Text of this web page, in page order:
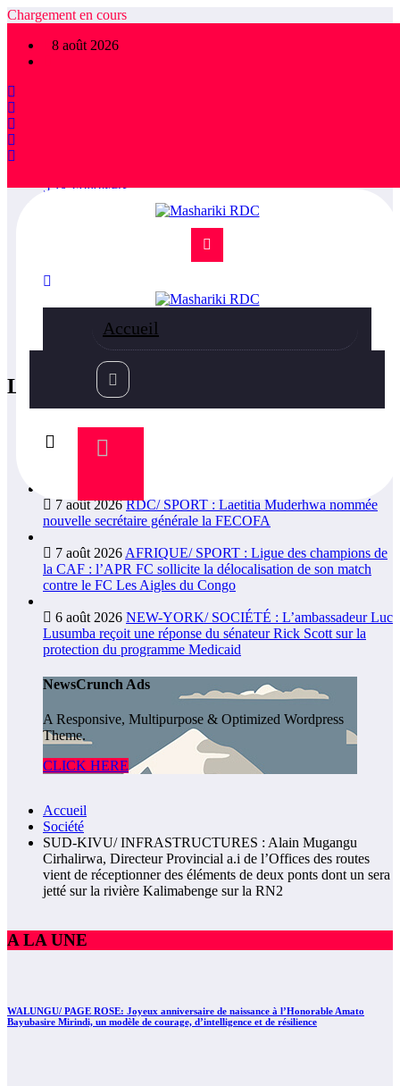
Chargement en cours
8 août 2026
Accueil
FOLLOW US
5.1k Followers
75k
Followers
LATEST POSTS
8 août 2026
anniversaire de naissance à l’Honorable Amato Bayubasire
7 août 2026 RDC/ SPORT : Laetitia Muderhwa nommée
nouvelle secrétaire générale la FECOFA
7 août 2026 AFRIQUE/ SPORT : Ligue des champions de
la CAF : l’APR FC sollicite la délocalisation de son match
contre le FC Les Aigles du Congo
6 août 2026 NEW-YORK/ SOCIÉTÉ : L’ambassadeur Luc
Lusumba reçoit une réponse du sénateur Rick Scott sur la
protection du programme Medicaid
NewsCrunch Ads
A Responsive, Multipurpose & Optimized Wordpress
Theme.
CLICK HERE
Accueil
Société
SUD-KIVU/ INFRASTRUCTURES : Alain Mugangu
Cirhalirwa, Directeur Provincial a.i de l’Offices des routes
vient de réceptionner des éléments de deux ponts dont un sera
jetté sur la rivière Kalimabenge sur la RN2
A LA UNE
WALUNGU/ PAGE ROSE: Joyeux anniversaire de naissance à l’Honorable Amato
Bayubasire Mirindi, un modèle de courage, d’intelligence et de résilience